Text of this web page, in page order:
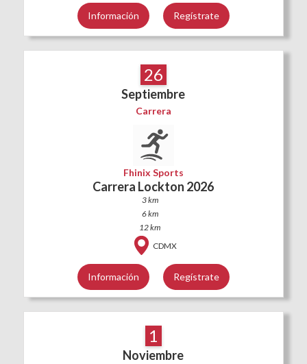
Información Regístrate
26
Septiembre
Carrera
Fhinix Sports
Carrera Lockton 2026
3 km
6 km
12 km
CDMX
Información Regístrate
1
Noviembre